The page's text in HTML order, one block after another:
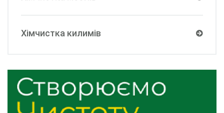
Хімчистка килимів